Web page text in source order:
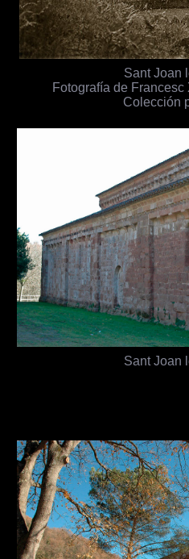
Sant Joan
Fotografía de
Colección
Sant Joan